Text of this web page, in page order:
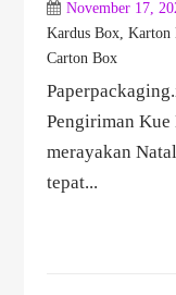
November 17,
Kardus Box, Karton
Carton Box
Pengiriman Kue
merayakan
tepat...